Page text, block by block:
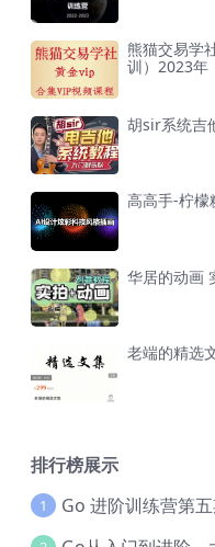
熊猫交易学
训）2023年
胡sir系统吉
高高手-柠檬
华居的动画
老端的精选
排行榜展示
1 Go 进阶训练营第